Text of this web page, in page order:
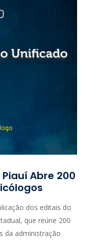
Abre 200
dos editais do
que reúne 200
da administração